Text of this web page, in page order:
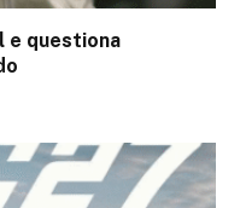
e questiona